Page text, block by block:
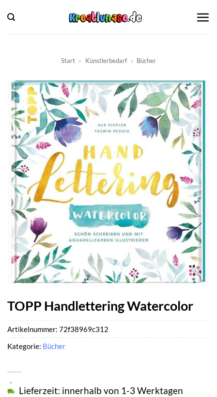
Inhalt
springen
Start » Künstlerbedarf » Bücher
TOPP Handlettering Watercolor
Lieferzeit: innerhalb von 1-3 Werktagen
Artikelnummer: 72f38969c312
Kategorie: Bücher